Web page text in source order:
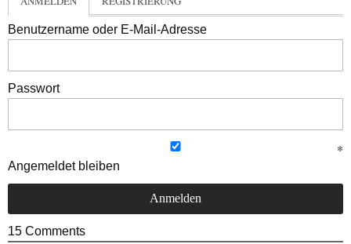
Benutzername oder E-Mail-Adresse
Passwort
Angemeldet bleiben
15 Comments